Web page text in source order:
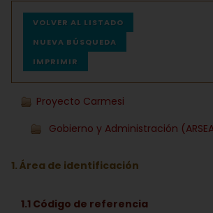
VOLVER AL LISTADO
NUEVA BÚSQUEDA
IMPRIMIR
Proyecto Carmesi
Gobierno y Administración
1. Área de identificación
1.1 Código de referencia